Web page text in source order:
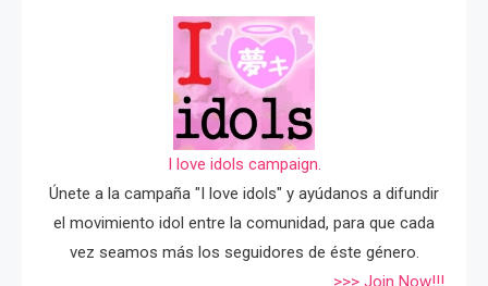
I love idols campaign.
Únete a la campaña "I love idols" y ayúdanos a difundir
el movimiento idol entre la comunidad, para que cada
vez seamos más los seguidores de éste género.
>>> Join Now!!!